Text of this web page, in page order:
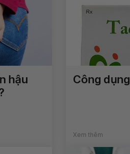
hậu
Công
Xem thêm